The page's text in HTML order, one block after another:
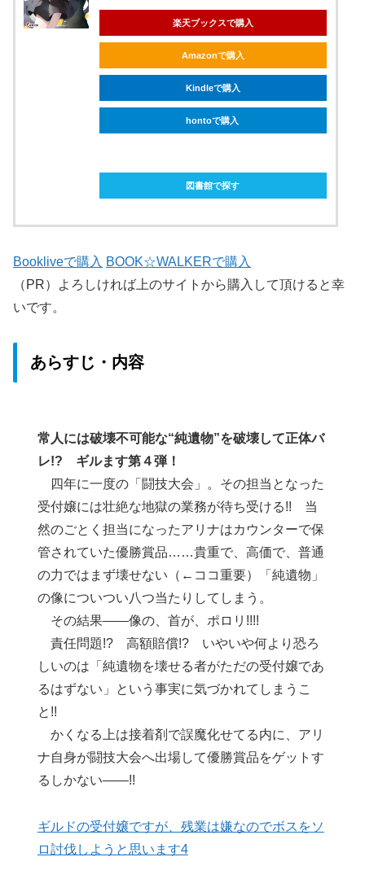
楽天ブックスで購入
Amazonで購入
Kindleで購入
hontoで購入
図書館で探す
Bookliveで購入 BOOK☆WALKERで購入
（PR）よろしければ上のサイトから購入して頂けると幸
いです。
あらすじ・内容
常人には破壊不可能な“純遺物”を破壊して正体バ
レ!? ギルます第４弾！
四年に一度の「闘技大会」。その担当となった
受付嬢には壮絶な地獄の業務が待ち受ける!! 当
然のごとく担当になったアリナはカウンターで保
管されていた優勝賞品……貴重で、高価で、普通
の力ではまず壊せない（←ココ重要）「純遺物」
の像についつい八つ当たりしてしまう。
その結果――像の、首が、ポロリ!!!!
責任問題!? 高額賠償!? いやいや何より恐ろ
しいのは「純遺物を壊せる者がただの受付嬢であ
るはずない」という事実に気づかれてしまうこ
と!!
かくなる上は接着剤で誤魔化せてる内に、アリ
ナ自身が闘技大会へ出場して優勝賞品をゲットす
るしかない――!!
ギルドの受付嬢ですが、残業は嫌なのでボスをソ
ロ討伐しようと思います4